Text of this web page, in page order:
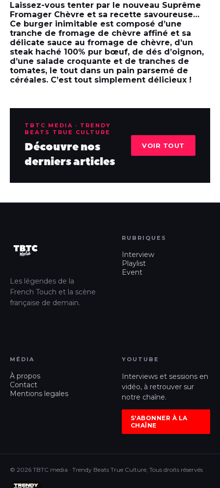
Laissez-vous tenter par le nouveau Suprême
Fromager Chèvre et sa recette savoureuse…
Ce burger inimitable est composé d’une
tranche de fromage de chèvre affiné et sa
délicate sauce au fromage de chèvre, d’un
steak haché 100% pur bœuf, de dés d’oignon,
d’une salade croquante et de tranches de
tomates, le tout dans un pain parsemé de
céréales. C’est tout simplement délicieux !
TBTC MEDIA · TRENDY
BEATS TRUE CULTURE
Découvre nos
derniers articles
VOIR TOUT
Les légendes de la
French Touch et la scène
française de demain.
RUBRIQUES
Interview
Playlist
Event
MÉDIA
À propos
Contact
Mentions legales
YOUTUBE
Interviews et sessions en
vidéo, à retrouver sur
notre chaîne.
S'ABONNER À LA
CHAÎNE
© 2026 TBTC media · Trendy Beats True Culture, Tous droits réservés